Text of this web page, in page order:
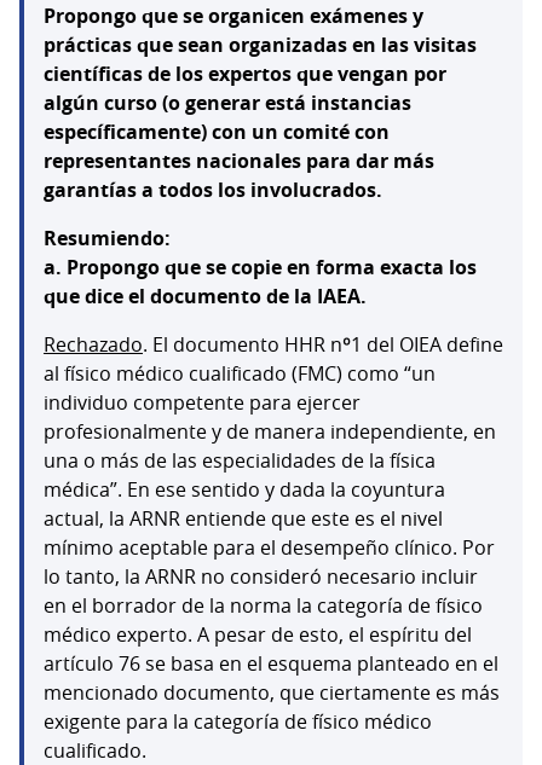
Propongo que se organicen exámenes y
prácticas que sean organizadas en las visitas
científicas de los expertos que vengan por
algún curso (o generar está instancias
específicamente) con un comité con
representantes nacionales para dar más
garantías a todos los involucrados.
Resumiendo:
a. Propongo que se copie en forma exacta los
que dice el documento de la IAEA.
Rechazado. El documento HHR nº1 del OIEA define
al físico médico cualificado (FMC) como “un
individuo competente para ejercer
profesionalmente y de manera independiente, en
una o más de las especialidades de la física
médica”. En ese sentido y dada la coyuntura
actual, la ARNR entiende que este es el nivel
mínimo aceptable para el desempeño clínico. Por
lo tanto, la ARNR no consideró necesario incluir
en el borrador de la norma la categoría de físico
médico experto. A pesar de esto, el espíritu del
artículo 76 se basa en el esquema planteado en el
mencionado documento, que ciertamente es más
exigente para la categoría de físico médico
cualificado.